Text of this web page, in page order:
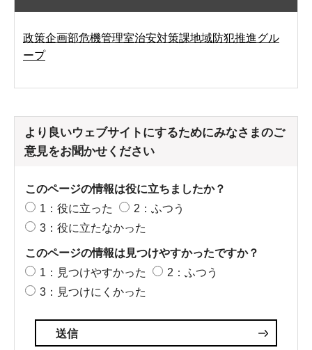
政策企画部危機管理室治安対策課地域防犯推進グル
ープ
より良いウェブサイトにするためにみなさまのご
意見をお聞かせください
このページの情報は役に立ちましたか？
1：役に立った
2：ふつう
3：役に立たなかった
このページの情報は見つけやすかったですか？
1：見つけやすかった
2：ふつう
3：見つけにくかった